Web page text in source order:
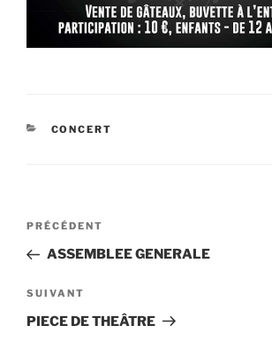
CATÉGORIES
CONCERT
Navigation
l’article
Article
précédent
PRÉCÉDENT
ASSEMBLEE GENERALE
Article
suivant
SUIVANT
PIECE DE THEÂTRE